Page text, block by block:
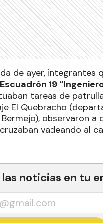
de ayer, integrantes
Escuadrón 19
tareas de
El Quebracho
observaron a
vadeando al
las noticias en tu